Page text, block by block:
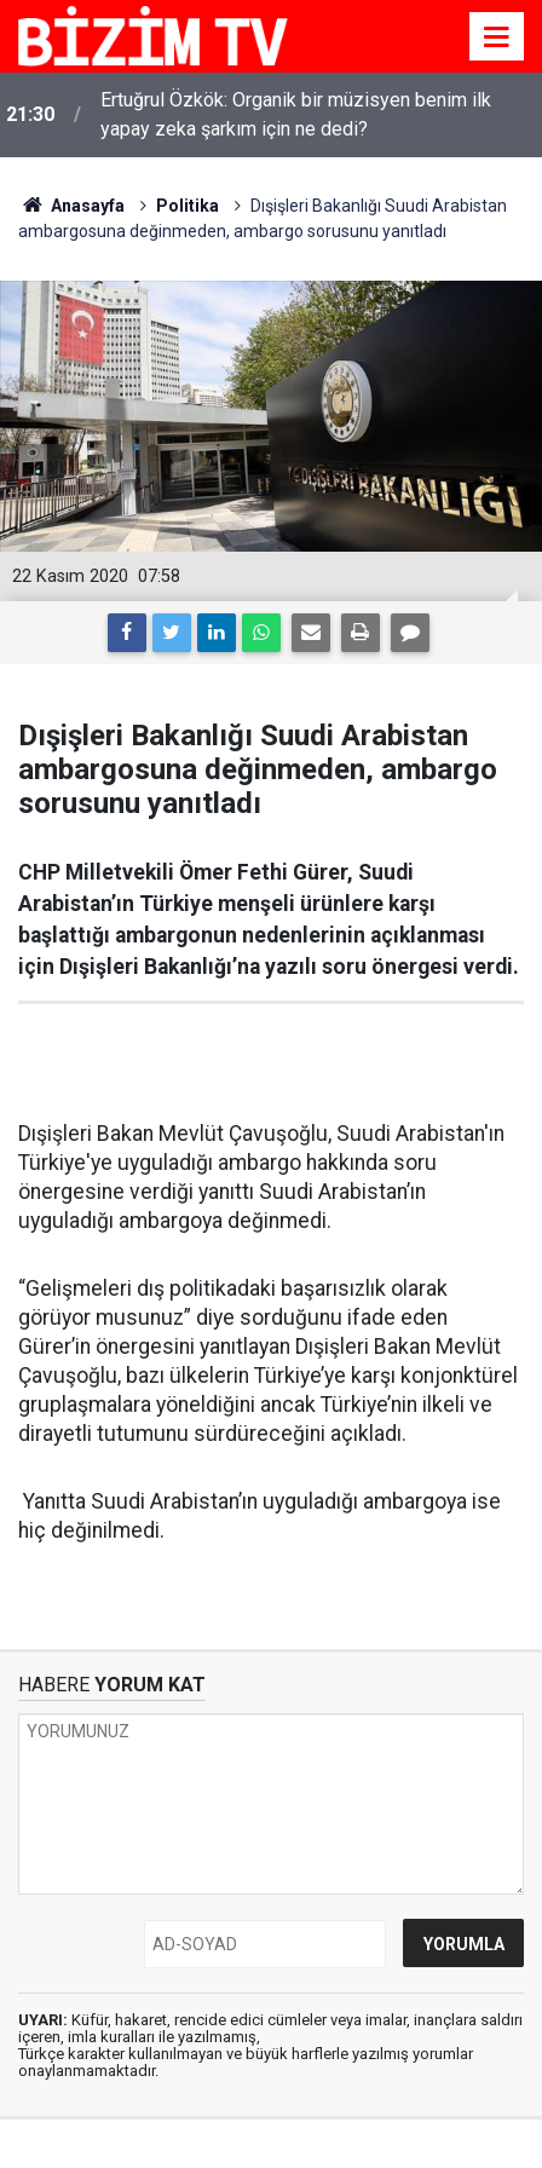
21:30
Ertuğrul Özkök: Organik bir müzisyen benim ilk
yapay zeka şarkım için ne dedi?
Anasayfa Politika
Dışişleri Bakanlığı Suudi Arabistan
ambargosuna değinmeden, ambargo sorusunu yanıtladı
07:58
22 Kasım 2020
Dışişleri Bakanlığı Suudi Arabistan
ambargosuna değinmeden, ambargo
sorusunu yanıtladı
CHP Milletvekili Ömer Fethi Gürer, Suudi
Arabistan’ın Türkiye menşeli ürünlere karşı
başlattığı ambargonun nedenlerinin açıklanması
için Dışişleri Bakanlığı’na yazılı soru önergesi verdi.
Dışişleri Bakan Mevlüt Çavuşoğlu, Suudi Arabistan'ın
Türkiye'ye uyguladığı ambargo hakkında soru
önergesine verdiği yanıttı Suudi Arabistan’ın
uyguladığı ambargoya değinmedi.
“Gelişmeleri dış politikadaki başarısızlık olarak
görüyor musunuz” diye sorduğunu ifade eden
Gürer’in önergesini yanıtlayan Dışişleri Bakan Mevlüt
Çavuşoğlu, bazı ülkelerin Türkiye’ye karşı konjonktürel
gruplaşmalara yöneldiğini ancak Türkiye’nin ilkeli ve
dirayetli tutumunu sürdüreceğini açıkladı.
Yanıtta Suudi Arabistan’ın uyguladığı ambargoya ise
hiç değinilmedi.
HABERE YORUM KAT
UYARI: Küfür, hakaret, rencide edici cümleler veya imalar, inançlara saldırı
içeren, imla kuralları ile yazılmamış,
Türkçe karakter kullanılmayan ve büyük harflerle yazılmış yorumlar
onaylanmamaktadır.